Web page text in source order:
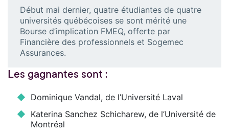
Début mai dernier, quatre étudiantes de quatre
universités québécoises se sont mérité une
Bourse d’implication FMEQ, offerte par
Financière des professionnels et Sogemec
Assurances.
Les gagnantes sont :
Dominique Vandal, de l’Université Laval
Katerina Sanchez Schicharew, de l’Université de
Montréal